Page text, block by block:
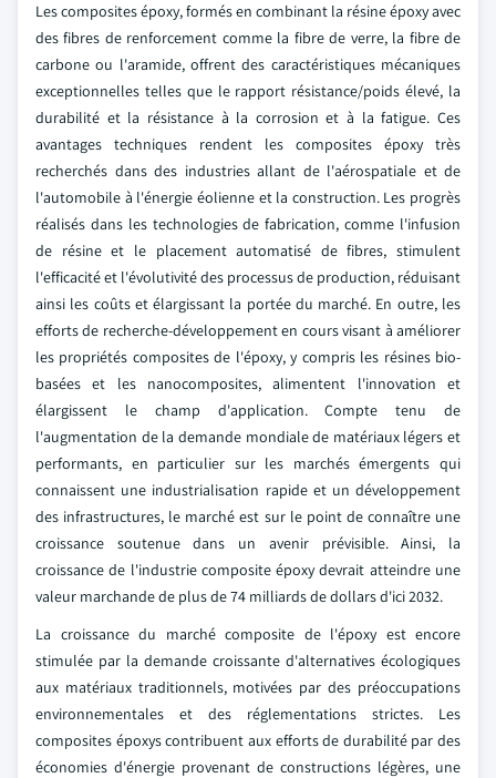
Les composites époxy, formés en combinant la résine époxy avec
des fibres de renforcement comme la fibre de verre, la fibre de
carbone ou l'aramide, offrent des caractéristiques mécaniques
exceptionnelles telles que le rapport résistance/poids élevé, la
durabilité et la résistance à la corrosion et à la fatigue. Ces
avantages techniques rendent les composites époxy très
recherchés dans des industries allant de l'aérospatiale et de
l'automobile à l'énergie éolienne et la construction. Les progrès
réalisés dans les technologies de fabrication, comme l'infusion
de résine et le placement automatisé de fibres, stimulent
l'efficacité et l'évolutivité des processus de production, réduisant
ainsi les coûts et élargissant la portée du marché. En outre, les
efforts de recherche-développement en cours visant à améliorer
les propriétés composites de l'époxy, y compris les résines bio-
basées et les nanocomposites, alimentent l'innovation et
élargissent le champ d'application. Compte tenu de
l'augmentation de la demande mondiale de matériaux légers et
performants, en particulier sur les marchés émergents qui
connaissent une industrialisation rapide et un développement
des infrastructures, le marché est sur le point de connaître une
croissance soutenue dans un avenir prévisible. Ainsi, la
croissance de l'industrie composite époxy devrait atteindre une
valeur marchande de plus de 74 milliards de dollars d'ici 2032.
La croissance du marché composite de l'époxy est encore
stimulée par la demande croissante d'alternatives écologiques
aux matériaux traditionnels, motivées par des préoccupations
environnementales et des réglementations strictes. Les
composites époxys contribuent aux efforts de durabilité par des
économies d'énergie provenant de constructions légères, une